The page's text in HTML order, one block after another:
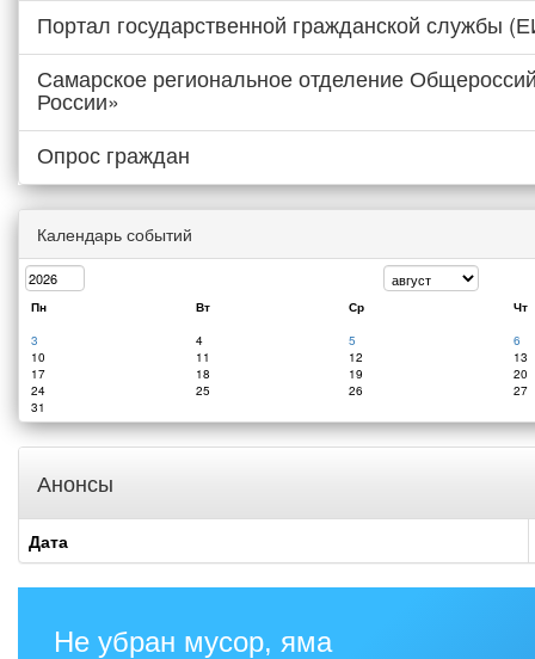
Портал государственной гражданской службы
Самарское региональное отделение
России»
Опрос граждан
Календарь событий
Пн Вт Ср
Чт
3
4 5
6
10
11 12
13
17
18 19
20
24
25 26
27
31
Анонсы
Дата
Не убран мусор, яма